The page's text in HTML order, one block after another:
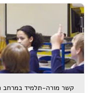
קשר מורה-תלמיד במרחב